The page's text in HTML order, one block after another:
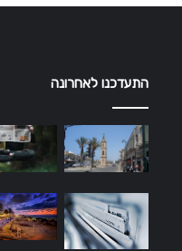
התעדכנו לאחרונה